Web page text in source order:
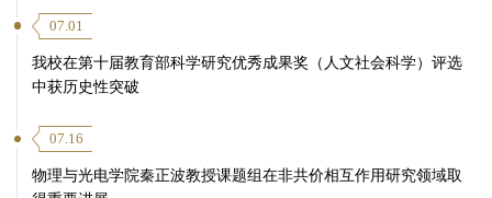
07.01
我校在第十届教育部科学研究优秀成果奖（人文社会科学）评选
中获历史性突破
07.16
物理与光电学院秦正波教授课题组在非共价相互作用研究领域取